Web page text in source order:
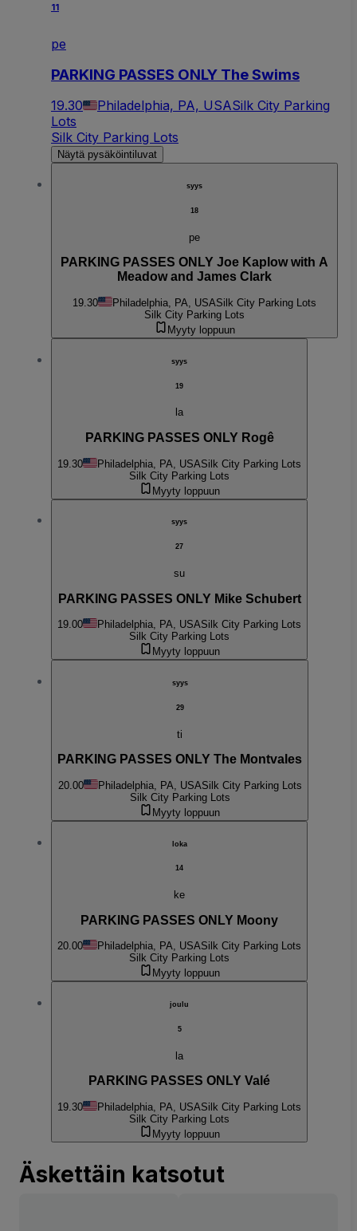
11
pe
PARKING PASSES ONLY The Swims
19.30 Philadelphia, PA, USASilk City Parking
Lots
Silk City Parking Lots
Näytä pysäköintiluvat
syys
18
pe
PARKING PASSES ONLY Joe Kaplow with A
Meadow and James Clark
19.30 Philadelphia, PA, USASilk City Parking Lots
Silk City Parking Lots
Myyty loppuun
syys
19
la
PARKING PASSES ONLY Rogê
19.30 Philadelphia, PA, USASilk City Parking Lots
Silk City Parking Lots
Myyty loppuun
syys
27
su
PARKING PASSES ONLY Mike Schubert
19.00 Philadelphia, PA, USASilk City Parking Lots
Silk City Parking Lots
Myyty loppuun
syys
29
ti
PARKING PASSES ONLY The Montvales
20.00 Philadelphia, PA, USASilk City Parking Lots
Silk City Parking Lots
Myyty loppuun
loka
14
ke
PARKING PASSES ONLY Moony
20.00 Philadelphia, PA, USASilk City Parking Lots
Silk City Parking Lots
Myyty loppuun
joulu
5
la
PARKING PASSES ONLY Valé
19.30 Philadelphia, PA, USASilk City Parking Lots
Silk City Parking Lots
Myyty loppuun
Äskettäin katsotut